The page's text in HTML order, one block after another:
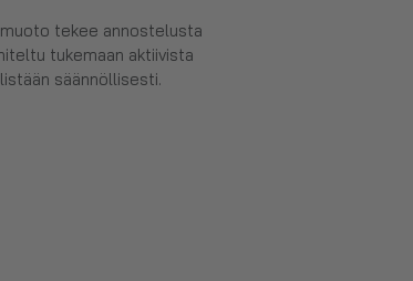
tekee annostelusta
tukemaan aktiivista
säännöllisesti.